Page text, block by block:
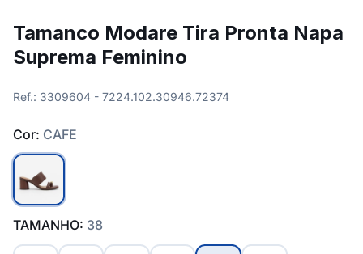
Tamanco Modare Tira Pronta Napa
Suprema Feminino
Ref.: 3309604 - 7224.102.30946.72374
Cor: CAFE
TAMANHO: 38